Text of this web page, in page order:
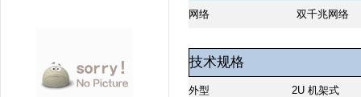
网络 双千兆网络
技术规格
外型 2U 机架式